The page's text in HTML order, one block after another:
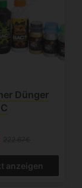
Dünger
anzeigen